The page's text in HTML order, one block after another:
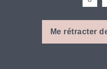
Me rétracter